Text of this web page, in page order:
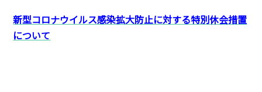
新型コロナウイルス感染拡大防止に対する特別休会措置
について